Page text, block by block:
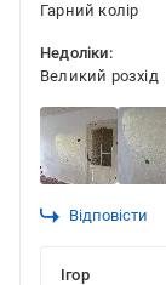
Гарний колір
Недоліки:
Великий розхід
Відповісти
Ігор